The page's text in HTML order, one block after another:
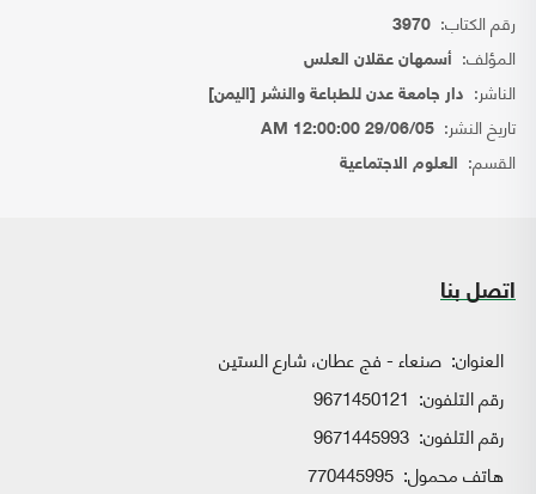
رقم الكتاب: 3970
المؤلف: أسمهان عقلان العلس
الناشر: دار جامعة عدن للطباعة والنشر [اليمن]
تاريخ النشر: 29/06/05 12:00:00 AM
القسم: العلوم الاجتماعية
اتصل بنا
العنوان: صنعاء - فج عطان، شارع الستين
رقم التلفون: 9671450121
رقم التلفون: 9671445993
هاتف محمول: 770445995